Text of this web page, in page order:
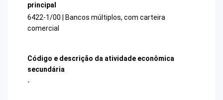
principal
6422-1/00 | Bancos múltiplos, com carteira
comercial
Código e descrição da atividade econômica
secundária
-